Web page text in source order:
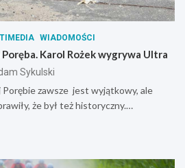
WIADOMOŚCI
Karol Rożek wygrywa Ultra
Sykulski
zawsze jest wyjątkowy, ale
że był też historyczny.…